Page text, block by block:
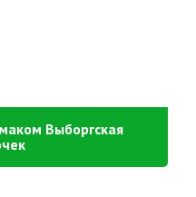
Выборгская